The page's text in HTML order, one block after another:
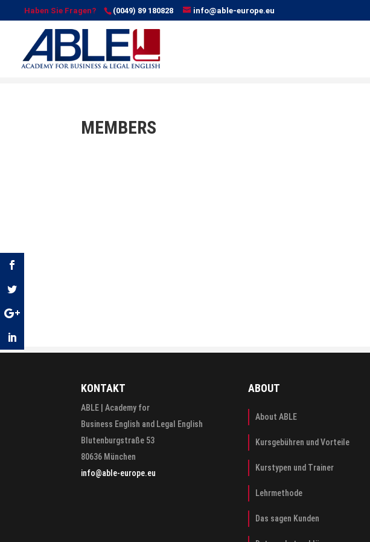
Haben Sie Fragen? (0049) 89 180828 info@able-europe.eu
MEMBERS
KONTAKT
ABLE | Academy for
Business English and Legal English
Blutenburgstraße 53
80636 München
info@able-europe.eu
ABOUT
About ABLE
Kursgebühren und Vorteile
Kurstypen und Trainer
Lehrmethode
Das sagen Kunden